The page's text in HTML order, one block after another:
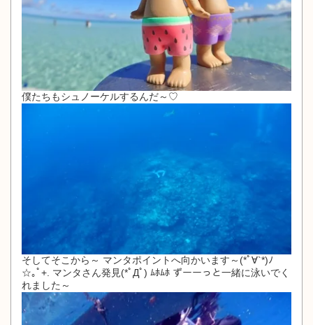
僕たちもシュノーケルするんだ～♡
そしてそこから～ マンタポイントへ向かいます～(*ﾟ∀`*)ﾉ
☆｡ﾟ+. マンタさん発見(*ﾟДﾟ) ﾑﾎﾑﾎ ずーーっと一緒に泳いでく
れました～